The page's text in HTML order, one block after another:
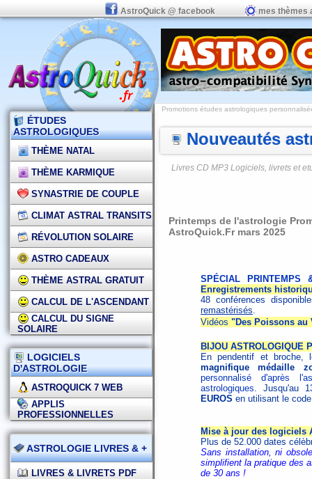
AstroQuick @ facebook mes thèmes
ÉTUDES
ASTROLOGIQUES
THÈME NATAL
THÈME KARMIQUE
SYNASTRIE DE COUPLE
CLIMAT ASTRAL TRANSITS
RÉVOLUTION SOLAIRE
ASTRO CADEAUX
THÈME ASTRAL GRATUIT
CALCUL DE L'ASCENDANT
CALCUL DU SIGNE
SOLAIRE
LOGICIELS
D'ASTROLOGIE
ASTROQUICK 7 WEB
APPLIS
PROFESSIONNELLES
ASTROLOGIE LIVRES & +
LIVRES & LIVRETS PDF
Promotions études astrologiques
Nouveautés
Livres CD MP3 Logiciels, livrets et
Printemps de l'astrologie
AstroQuick.Fr mars 2025
SPÉCIAL PRINTEMPS
Enregistrements
48 conférences
remastérisés.
Vidéos "Des Poissons au
BIJOU ASTROLOGIQUE
En pendentif et
magnifique médaille
personnalisé d'après
astrologiques. Jusqu'au
EUROS en utilisant le
Mise à jour des logiciels
Plus de 52.000 dates
Sans installation, ni
simplifient la pratique des
de 30 ans !